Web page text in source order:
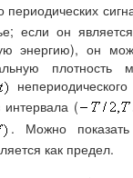
если он
энергию), он
интервала (
. Можно
как предел.